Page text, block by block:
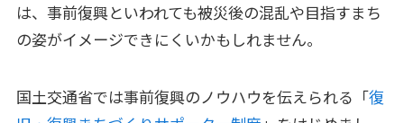
は、事前復興といわれても被災後の混乱や目指すまち
の姿がイメージできにくいかもしれません。
国土交通省では事前復興のノウハウを伝えられる「復